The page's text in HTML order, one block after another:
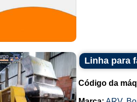
Linha para
Código da